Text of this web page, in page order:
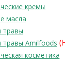
кремы
масла
травы
травы Amilfoods
косметика